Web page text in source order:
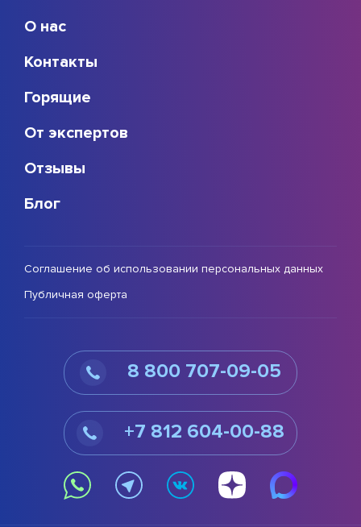
О нас
Контакты
Горящие
От экспертов
Отзывы
Блог
Соглашение об использовании персональных данных
Публичная оферта
8 800 707-09-05
+7 812 604-00-88